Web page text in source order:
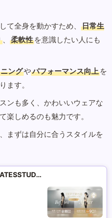
て全身を動かすため、
日常生
、 柔軟性 を意識したい人にも
ングやパフォーマンス向上 を
ます。
ンも多く、かわいいウェアな
楽しめるのも魅力です。
まずは自分に合うスタイルを
ピラティススタジオ デップ (PILATESSTUDIO DEP)